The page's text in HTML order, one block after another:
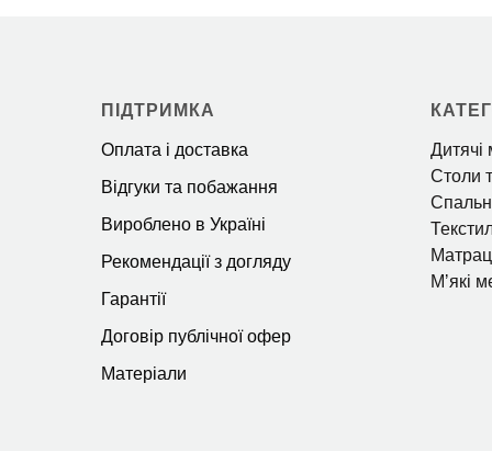
ПІДТРИМКА
Оплата і доставка
Відгуки та побажання
Вироблено в Україні
Рекомендації з догляду
Гарантії
Договір публічної офер
Матеріали
Дитячі
Столи
Мʼякі